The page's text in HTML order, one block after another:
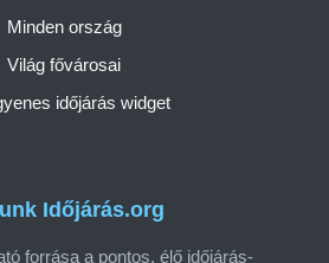
Időjárás.org
forrása a pontos, élő időjárás-
Minden ország
Világ fővárosai
időjárás widget